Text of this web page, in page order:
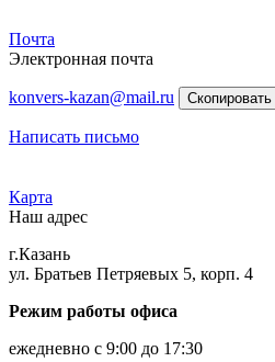
Почта
Электронная почта
konvers-kazan@mail.ru
Написать письмо
Карта
Наш адрес
г.Казань
ул. Братьев Петряевых 5, корп. 4
Режим работы офиса
ежедневно с 9:00 до 17:30